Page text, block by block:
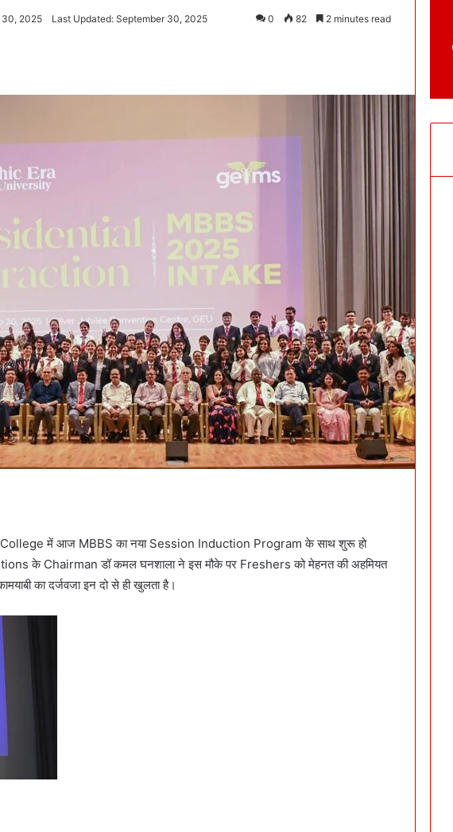
30, 2025 Last Updated: September 30, 2025 0 82 2 minutes read
College में आज MBBS का नया Session Induction Program के साथ शुरू हो
के Chairman डॉ कमल घनशाला ने इस मौके पर Freshers को मेहनत की अहमियत
का दर्जवजा इन दो से ही खुलता है।